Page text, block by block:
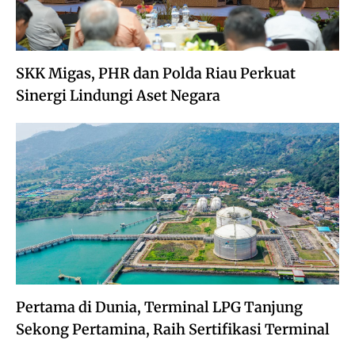
SKK Migas, PHR dan Polda Riau Perkuat
Sinergi Lindungi Aset Negara
Pertama di Dunia, Terminal LPG Tanjung
Sekong Pertamina, Raih Sertifikasi Terminal